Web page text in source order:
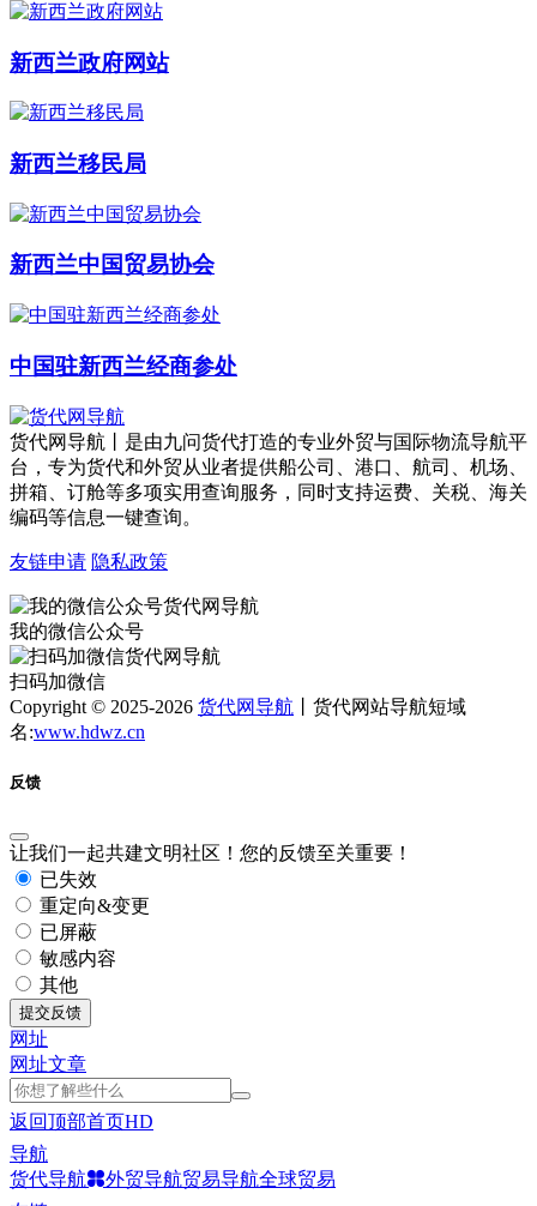
新西兰政府网站
新西兰移民局
新西兰中国贸易协会
中国驻新西兰经商参处
货代网导航丨是由九问货代打造的专业外贸与国际物流导航平
台，专为货代和外贸从业者提供船公司、港口、航司、机场、
拼箱、订舱等多项实用查询服务，同时支持运费、关税、海关
编码等信息一键查询。
友链申请 隐私政策
我的微信公众号
扫码加微信
Copyright © 2025-2026 货代网导航 丨货代网站导航短域
名:www.hdwz.cn
反馈
让我们一起共建文明社区！您的反馈至关重要！
已失效
重定向&变更
已屏蔽
敏感内容
其他
提交反馈
网址
网址文章
返回顶部首页HD
导航
货代导航
外贸导航贸易导航全球贸易